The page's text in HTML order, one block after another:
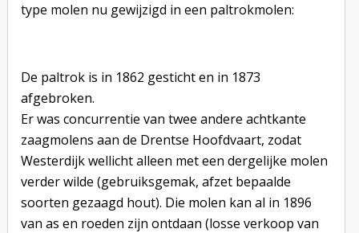
type molen nu gewijzigd in een paltrokmolen:
De paltrok is in 1862 gesticht en in 1873
afgebroken.
Er was concurrentie van twee andere achtkante
zaagmolens aan de Drentse Hoofdvaart, zodat
Westerdijk wellicht alleen met een dergelijke molen
verder wilde (gebruiksgemak, afzet bepaalde
soorten gezaagd hout). Die molen kan al in 1896
van as en roeden zijn ontdaan (losse verkoop van